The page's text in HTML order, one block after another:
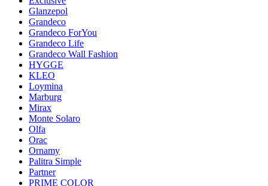
Glanzepol
Grandeco
Grandeco ForYou
Grandeco Life
Grandeco Wall Fashion
HYGGE
KLEO
Loymina
Marburg
Mirax
Monte Solaro
Olfa
Orac
Ornamy
Palitra Simple
Partner
PRIME COLOR